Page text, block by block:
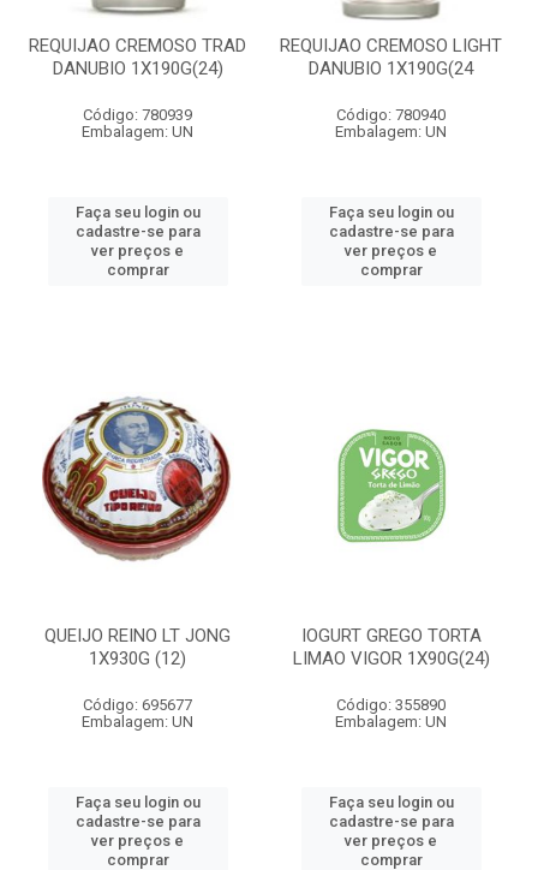
REQUIJAO CREMOSO TRAD
DANUBIO 1X190G(24)
Código: 780939
Embalagem: UN
Faça seu login ou
cadastre-se para
ver preços e
comprar
REQUIJAO CREMOSO LIGHT
DANUBIO 1X190G(24
Código: 780940
Embalagem: UN
Faça seu login ou
cadastre-se para
ver preços e
comprar
QUEIJO REINO LT JONG
1X930G (12)
Código: 695677
Embalagem: UN
Faça seu login ou
cadastre-se para
ver preços e
comprar
IOGURT GREGO TORTA
LIMAO VIGOR 1X90G(24)
Código: 355890
Embalagem: UN
Faça seu login ou
cadastre-se para
ver preços e
comprar